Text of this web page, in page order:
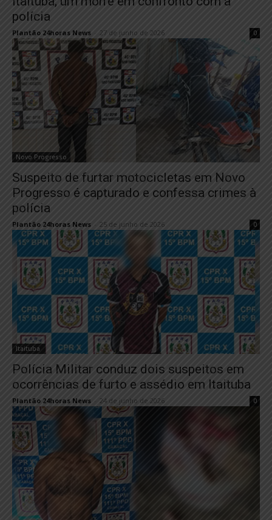
polícia
Plantão 24horas News 27 de junho de 2026 0
Novo Progresso
Suspeito de furtar motocicletas em Novo
Progresso é capturado e confessa crimes à
polícia
Plantão 24horas News 25 de junho de 2026 0
Itaituba
Polícia Militar conduz dois suspeitos em
ocorrências de furto e assédio em Itaituba
Plantão 24horas News 24 de junho de 2026 0